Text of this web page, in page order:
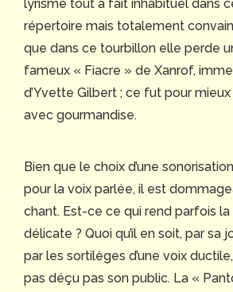
lyrisme tout à fait inhabituel dans
répertoire mais totalement
que dans ce tourbillon elle perde
fameux « Fiacre » de Xanrof,
d’Yvette Gilbert ; ce fut pour
avec gourmandise.
Bien que le choix d’une
pour la voix parlée, il est
chant. Est-ce ce qui rend parfois
délicate ? Quoi qu’il en soit, par sa
par les sortilèges d’une voix
pas déçu pas son public. La «